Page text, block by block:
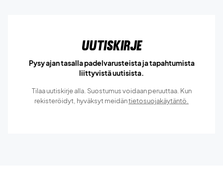
Uutiskirje
Pysy ajan tasalla padelvarusteista ja tapahtumista
liittyvistä uutisista.
Tilaa uutiskirje alla. Suostumus voidaan peruuttaa. Kun
rekisteröidyt, hyväksyt meidäntietosuojakäytäntö.